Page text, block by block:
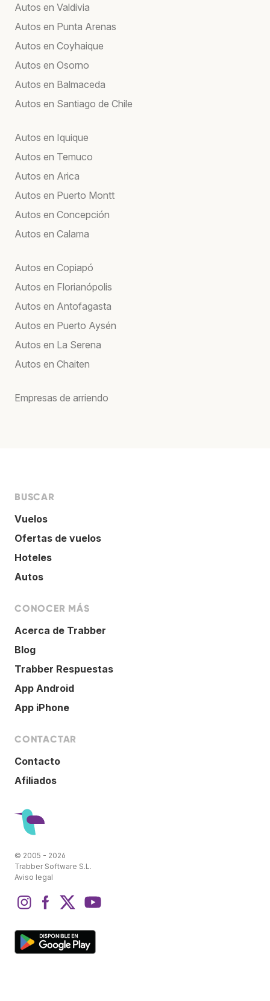
Autos en Valdivia
Autos en Punta Arenas
Autos en Coyhaique
Autos en Osorno
Autos en Balmaceda
Autos en Santiago de Chile
Autos en Iquique
Autos en Temuco
Autos en Arica
Autos en Puerto Montt
Autos en Concepción
Autos en Calama
Autos en Copiapó
Autos en Florianópolis
Autos en Antofagasta
Autos en Puerto Aysén
Autos en La Serena
Autos en Chaiten
Empresas de arriendo
BUSCAR
Vuelos
Ofertas de vuelos
Hoteles
Autos
CONOCER MÁS
Acerca de Trabber
Blog
Trabber Respuestas
App Android
App iPhone
CONTACTAR
Contacto
Afiliados
© 2005 - 2026
Trabber Software S.L.
Aviso legal